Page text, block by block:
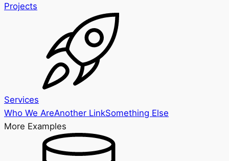
Projects
Services
Who We AreAnother LinkSomething Else
More Examples